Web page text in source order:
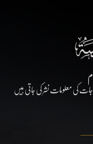
کی معلومات نشر کی جاتی ہیں